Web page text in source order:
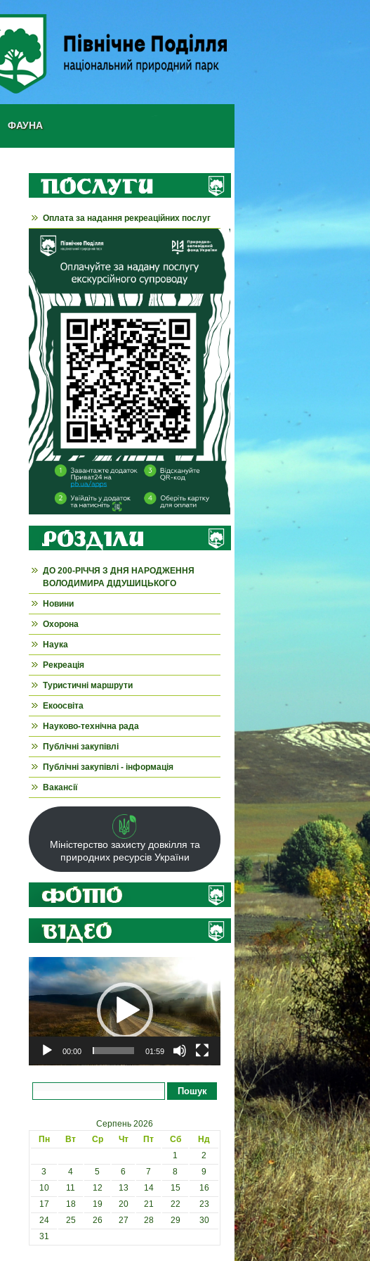
ФАУНА
Оплата за надання рекреаційних послуг
ДО 200-РІЧЧЯ З ДНЯ НАРОДЖЕННЯ
ВОЛОДИМИРА ДІДУШИЦЬКОГО
Новини
Охорона
Наука
Рекреація
Туристичні маршрути
Екоосвіта
Науково-технічна рада
Публічні закупівлі
Публічні закупівлі - інформація
Вакансії
Міністерство захисту довкілля та
природних ресурсів України
Відеопрогравач
00:00 01:59
Пошук
Серпень 2026
Пн
Вт Ср Чт Пт Сб
Нд
1
2
3
4 5 6 7 8
9
10
11 12 13 14 15
16
17
18 19 20 21 22
23
24
25 26 27 28 29
30
31